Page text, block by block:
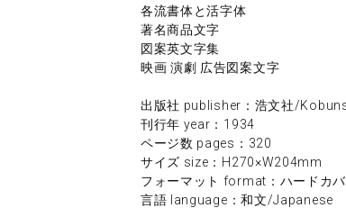
各流書体と活字体
著名商品文字
図案英文字集
映画 演劇 広告図案文字
出版社 publisher：浩文社/
刊行年 year：1934
ページ数 pages：320
サイズ size：H270×W204mm
フォーマット format：ハードカ
言語 language：和文/Japanese